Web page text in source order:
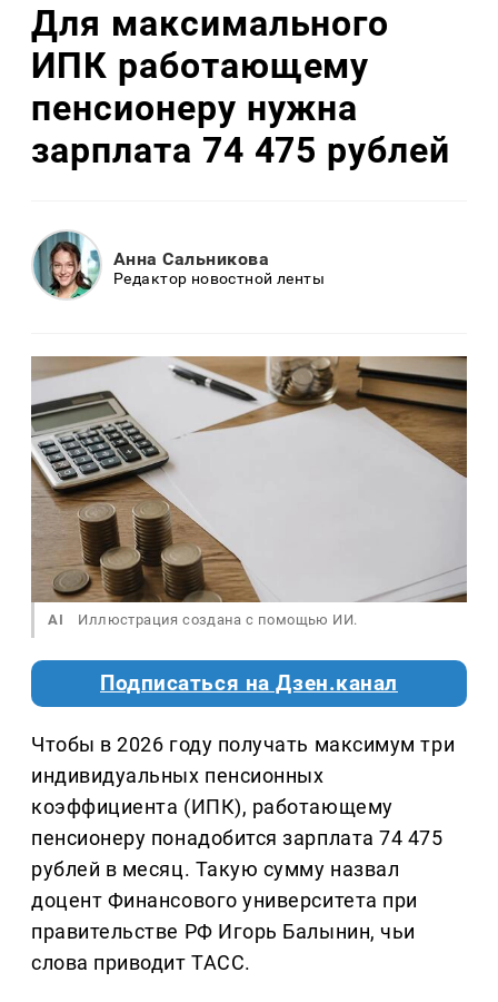
Для максимального
ИПК работающему
пенсионеру нужна
зарплата 74 475 рублей
Анна Сальникова
Редактор новостной ленты
AI Иллюстрация создана с помощью ИИ.
Подписаться на Дзен.канал
Чтобы в 2026 году получать максимум три
индивидуальных пенсионных
коэффициента (ИПК), работающему
пенсионеру понадобится зарплата 74 475
рублей в месяц. Такую сумму назвал
доцент Финансового университета при
правительстве РФ Игорь Балынин, чьи
слова приводит ТАСС.